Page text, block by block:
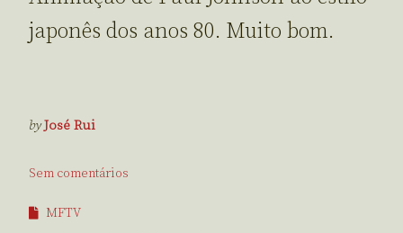
japonês dos anos 80. Muito bom.
byJosé Rui
Sem comentários
MFTV